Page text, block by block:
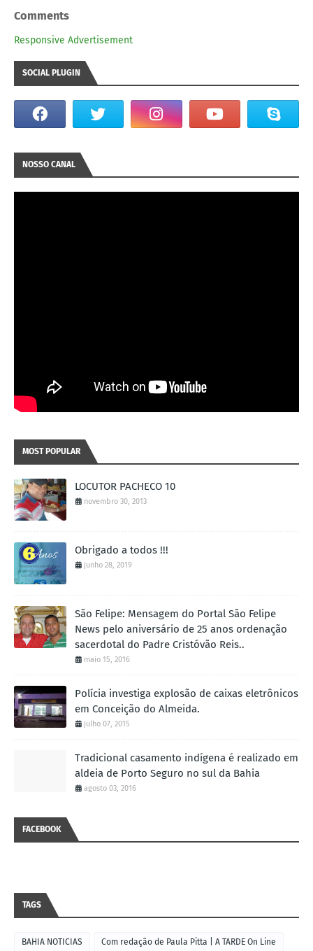
Comments
Responsive Advertisement
SOCIAL PLUGIN
NOSSO CANAL
MOST POPULAR
LOCUTOR PACHECO 10
novembro 30, 2013
Obrigado a todos !!!
junho 28, 2019
São Felipe: Mensagem do Portal São Felipe
News pelo aniversário de 25 anos ordenação
sacerdotal do Padre Cristóvão Reis..
maio 15, 2016
Polícia investiga explosão de caixas eletrônicos
em Conceição do Almeida.
julho 07, 2015
Tradicional casamento indígena é realizado em
aldeia de Porto Seguro no sul da Bahia
agosto 03, 2016
FACEBOOK
TAGS
BAHIA NOTICIAS Com redação de Paula Pitta | A TARDE On Line